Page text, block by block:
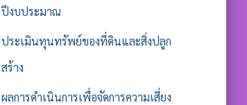
ปีงบประมาณ
ประเมินทุนทรัพย์ของที่ดินและสิ่งปลูก
สร้าง
ผลการดำเนินการเพื่อจัดการความเสี่ยง